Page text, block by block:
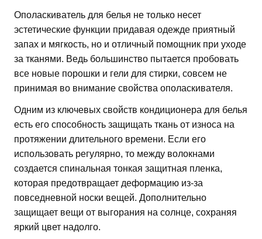
Ополаскиватель для белья не только несет
эстетические функции придавая одежде приятный
запах и мягкость, но и отличный помощник при уходе
за тканями. Ведь большинство пытается пробовать
все новые порошки и гели для стирки, совсем не
принимая во внимание свойства ополаскивателя.
Одним из ключевых свойств кондиционера для белья
есть его способность защищать ткань от износа на
протяжении длительного времени. Если его
использовать регулярно, то между волокнами
создается спинальная тонкая защитная пленка,
которая предотвращает деформацию из-за
повседневной носки вещей. Дополнительно
защищает вещи от выгорания на солнце, сохраняя
яркий цвет надолго.